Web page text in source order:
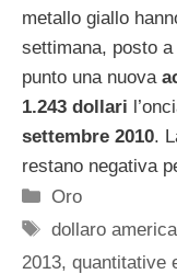
metallo giallo
settimana, posto
punto una nuova
1.243 dollari
settembre 2010.
restano negativa
Categorie
Oro
Tag
dollaro
2013, quantitative